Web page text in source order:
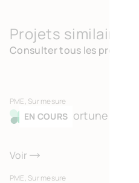
Projets similaires
Consulter tous les projets
Bonne Fortune
PME, Sur mesure
EN COURS
Voir
PME, Sur mesure